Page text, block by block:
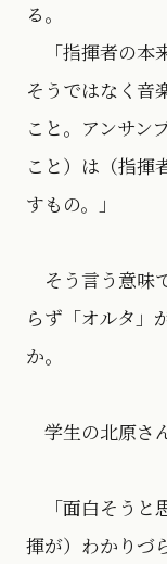
る。
「指揮者の本
そうではなく音
こと。アンサン
こと）は（指揮
すもの。」
そう言う意味
らず「オルタ」
か。
学生の北原さ
「面白そうと
揮が）わかりづ